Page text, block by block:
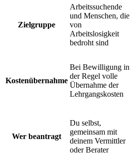
Zielgruppe
Arbeitssuchende
und Menschen, die
von
Arbeitslosigkeit
bedroht sind
Kostenübernahme
Bei Bewilligung in
der Regel volle
Übernahme der
Lehrgangskosten
Wer beantragt
Du selbst,
gemeinsam mit
deinem Vermittler
oder Berater